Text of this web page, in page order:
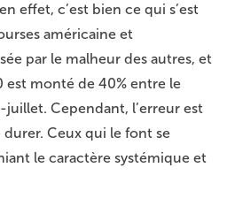
effet, c’est bien ce qui s’est
américaine et
par le malheur des autres, et
est monté de 40% entre le
juillet. Cependant, l’erreur est
Ceux qui le font se
le caractère systémique et